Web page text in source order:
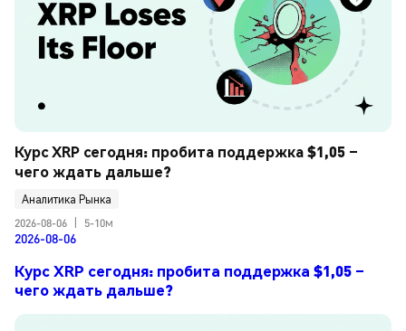
Курс XRP сегодня: пробита поддержка $1,05 –
чего ждать дальше?
Аналитика Рынка
2026-08-06
5-10м
2026-08-06
Курс XRP сегодня: пробита поддержка $1,05 –
чего ждать дальше?